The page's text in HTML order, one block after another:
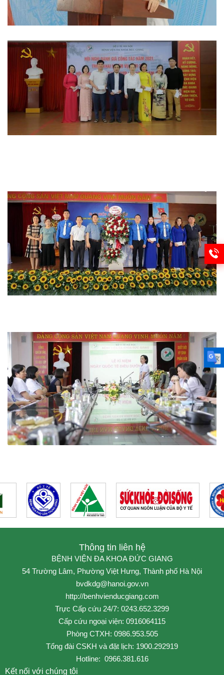
Hoạt động đoàn thể
Hoạt động chuyên môn
Thông tin liên hệ
BỆNH VIỆN ĐA KHOA ĐỨC GIANG
54 Trường Lâm, Phường Việt Hưng, Thành phố Hà Nội
bvdkdg@hanoi.gov.vn
http://benhvienducgiang.com
Trực Cấp cứu 24/7: 0243.652.3299
Cấp cứu ngoại viện: 0916064115
Phòng CTXH: 0986.953.505
Tổng đài CSKH và đặt lịch: 1900.292919
Hotline: 0966.381.616
Kết nối với chúng tôi